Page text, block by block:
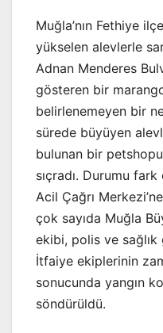
Muğla’nın Fethiye
yükselen alevlerle
Adnan Menderes
gösteren bir
belirlenemeyen bir
sürede büyüyen
bulunan bir
sıçradı. Durumu
Acil Çağrı
çok sayıda Muğla
ekibi, polis ve
İtfaiye ekiplerinin
sonucunda yangın
söndürüldü.